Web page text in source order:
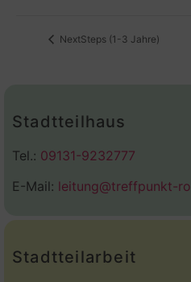
NextSteps (1-3 Jahre)
Stadtteilhaus
Tel.: 09131-9232777
E-Mail: leitung@treffpunkt-
Stadtteilarbeit